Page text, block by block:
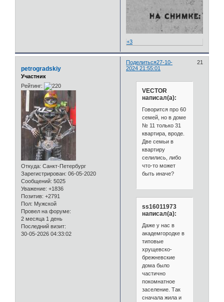
+3
Поделиться 21
27-10-
2024 21:55:01
petrogradskiy
Участник
Рейтинг:
Откуда: Санкт-Петербург
Зарегистрирован: 06-05-2020
Сообщений: 5025
Уважение: +1836
Позитив: +2791
Пол: Мужской
Провел на форуме:
2 месяца 1 день
Последний визит:
30-05-2026 04:33:02
VECTOR
написал(а):
Говорится про 60
семей, но в доме
№ 11 только 31
квартира, вроде.
Две семьи в
квартиру
селились, либо
что-то может
быть иначе?
ss16011973
написал(а):
Даже у нас в
академгородке в
типовые
хрущевско-
брежневские
дома было
частично
покомнатное
заселение. Так
сначала жила и